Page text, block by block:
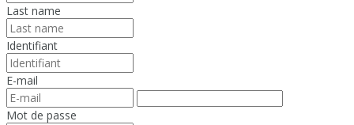
Last name
Identifiant
E-mail
Mot de passe